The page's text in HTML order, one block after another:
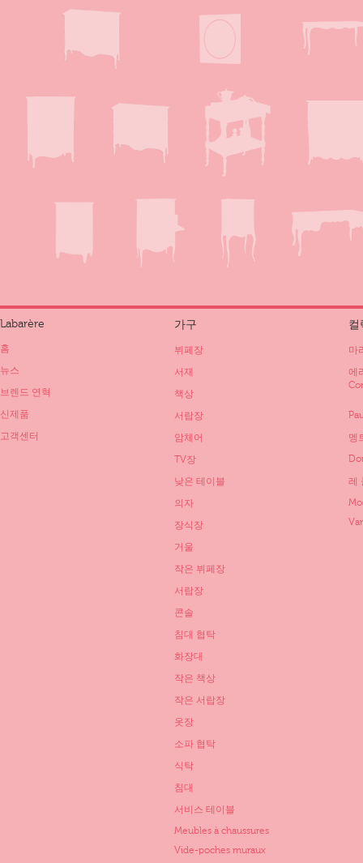
Labarère
홈
뉴스
브렌드 연혁
신제품
고객센터
가구
뷔페장
서재
책상
서랍장
암체어
TV장
낮은 테이블
의자
장식장
거울
작은 뷔페장
서랍장
콘솔
침대 협탁
화장대
작은 책상
작은 서랍장
옷장
소파 협탁
식탁
침대
서비스 테이블
Meubles à chaussures
Vide-poches muraux
컬
마
에
멩
레